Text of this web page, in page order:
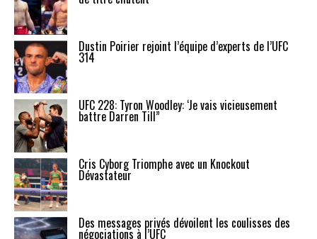
Dustin Poirier rejoint l’équipe d’experts de l’UFC
314
UFC 228: Tyron Woodley: ‘Je vais vicieusement
battre Darren Till”
Cris Cyborg Triomphe avec un Knockout
Dévastateur
Des messages privés dévoilent les coulisses des
négociations à l’UFC